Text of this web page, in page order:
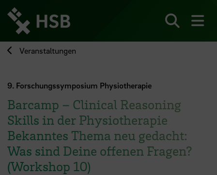
zum
Seiteninhalt
springen
Veranstaltungen
9. Forschungssymposium Physiotherapie
Barcamp – Clinical Reasoning
Skills in der Physiotherapie
Bekanntes Thema neu gedacht:
Was sind Deine offenen Fragen?
(Workshop 10)